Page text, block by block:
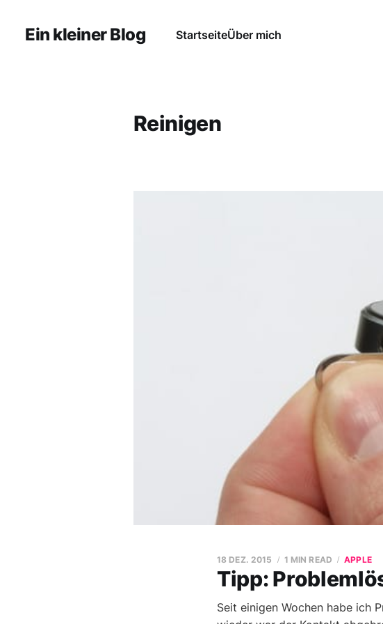
Ein kleiner Blog StartseiteÜber mich
Reinigen
Tipp:
18 DEZ. 2015 1 MIN READ APPLE
Seit einigen Wochen habe ich